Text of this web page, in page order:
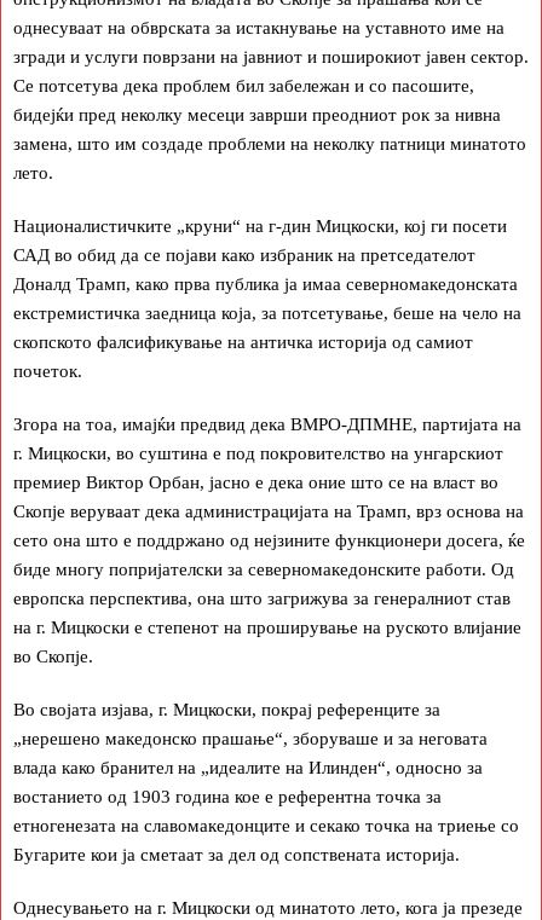
однесуваат на обврската за истакнување на уставното име на
згради и услуги поврзани на јавниот и поширокиот јавен сектор.
Се потсетува дека проблем бил забележан и со пасошите,
бидејќи пред неколку месеци заврши преодниот рок за нивна
замена, што им создаде проблеми на неколку патници минатото
лето.
Националистичките „круни“ на г-дин Мицкоски, кој ги посети
САД во обид да се појави како избраник на претседателот
Доналд Трамп, како прва публика ја имаа северномакедонската
екстремистичка заедница која, за потсетување, беше на чело на
скопското фалсификување на античка историја од самиот
почеток.
Згора на тоа, имајќи предвид дека ВМРО-ДПМНЕ, партијата на
г. Мицкоски, во суштина е под покровителство на унгарскиот
премиер Виктор Орбан, јасно е дека оние што се на власт во
Скопје веруваат дека администрацијата на Трамп, врз основа на
сето она што е поддржано од нејзините функционери досега, ќе
биде многу попријателски за северномакедонските работи. Од
европска перспектива, она што загрижува за генералниот став
на г. Мицкоски е степенот на проширување на руското влијание
во Скопје.
Во својата изјава, г. Мицкоски, покрај референците за
„нерешено македонско прашање“, зборуваше и за неговата
влада како бранител на „идеалите на Илинден“, односно за
востанието од 1903 година кое е референтна точка за
етногенезата на славомакедонците и секако точка на триење со
Бугарите кои ја сметаат за дел од сопствената историја.
Однесувањето на г. Мицкоски од минатото лето, кога ја презеде